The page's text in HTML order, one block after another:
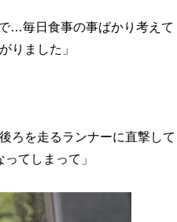
…毎日食事の事ばかり考えて
りました」
ろを走るランナーに直撃して
てしまって」